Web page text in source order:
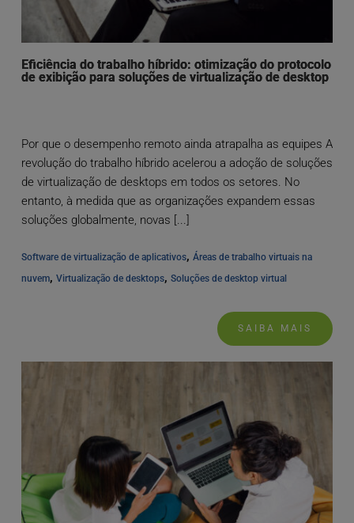
Eficiência do trabalho híbrido: otimização do protocolo
de exibição para soluções de virtualização de desktop
Por que o desempenho remoto ainda atrapalha as equipes A
revolução do trabalho híbrido acelerou a adoção de soluções
de virtualização de desktops em todos os setores. No
entanto, à medida que as organizações expandem essas
soluções globalmente, novas [...]
Software de virtualização de aplicativos, Áreas de trabalho virtuais na
nuvem, Virtualização de desktops, Soluções de desktop virtual
SAIBA MAIS